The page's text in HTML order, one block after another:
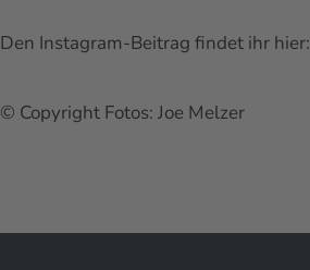
Den Instagram-Beitrag findet ihr hier:
© Copyright Fotos: Joe Melzer